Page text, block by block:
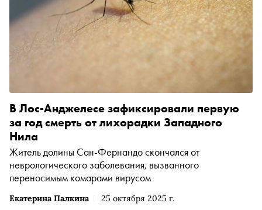
Екатерина Палкина 25 октября 2025 г.
В Лос-Анджелесе зафиксировали первую
за год смерть от лихорадки Западного
Нила
Житель долины Сан-Фернандо скончался от
неврологического заболевания, вызванного
переносимым комарами вирусом